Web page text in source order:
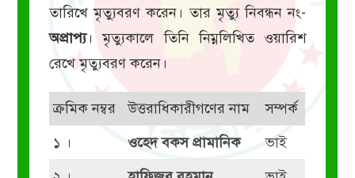
তারিখে মৃত্যুবরণ করেন। তার মৃত্যু নিবন্ধন নং-
অপ্রাপ্য। মৃত্যুকালে তিনি নিম্নলিখিত ওয়ারিশ
রেখে মৃত্যুবরণ করেন।
ক্রমিক নম্বর উত্তরাধিকারীগণের নাম
সম্পর্ক
১ ।
ওহেদ বকস প্রামানিক
ভাই